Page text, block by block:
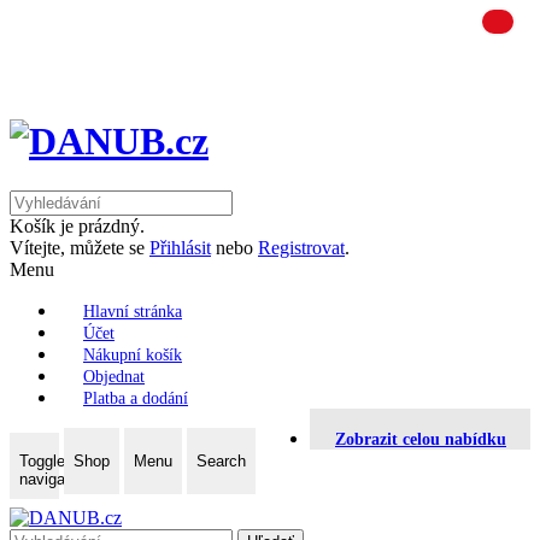
Košík je prázdný.
Vítejte, můžete se Přihlásit nebo Registrovat.
Menu
Hlavní stránka
Účet
Nákupní košík
Objednat
Platba a dodání
Zobrazit celou nabídku
Toggle
navigation
Shop Menu Search